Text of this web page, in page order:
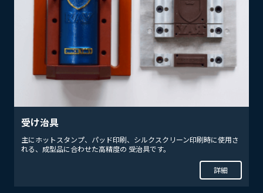
受け治具
主にホットスタンプ、パッド印刷、シルクスクリーン印刷時に使用さ
れる、成型品に合わせた高精度の 受治具です。
詳細